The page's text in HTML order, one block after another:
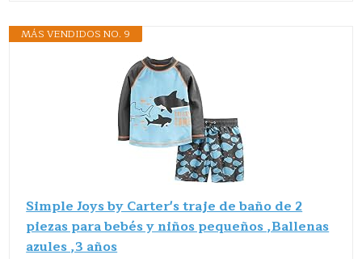
MÁS VENDIDOS NO. 9
Simple Joys by Carter's traje de baño de 2
piezas para bebés y niños pequeños ,Ballenas
azules ,3 años